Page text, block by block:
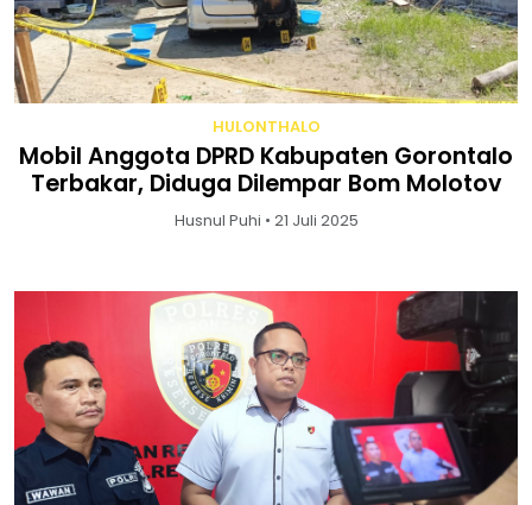
HULONTHALO
Mobil Anggota DPRD Kabupaten Gorontalo
Terbakar, Diduga Dilempar Bom Molotov
Husnul Puhi • 21 Juli 2025